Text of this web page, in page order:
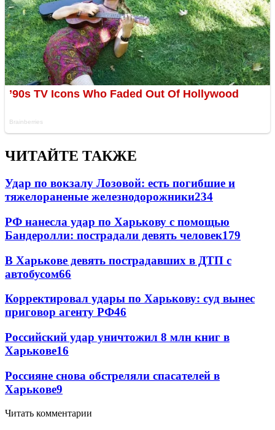
ЧИТАЙТЕ ТАКЖЕ
Удар по вокзалу Лозовой: есть погибшие и
тяжелораненые железнодорожники234
РФ нанесла удар по Харькову с помощью
Бандеролли: пострадали девять человек179
В Харькове девять пострадавших в ДТП с
автобусом66
Корректировал удары по Харькову: суд вынес
приговор агенту РФ46
Российский удар уничтожил 8 млн книг в
Харькове16
Россияне снова обстреляли спасателей в
Харькове9
Читать комментарии